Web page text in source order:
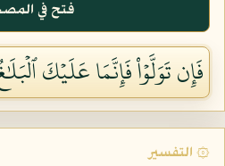
فتح في
فَإِن تَوَلَّوۡاْ فَإِنَّمَا عَلَيۡكَ ٱلۡبَلَٰغُ
۞ التفسير